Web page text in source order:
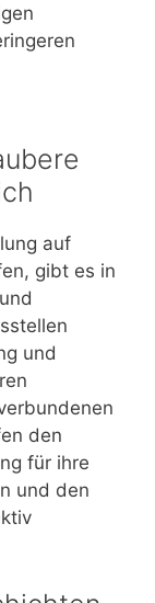
auf
gibt es in
und
den
für ihre
und den